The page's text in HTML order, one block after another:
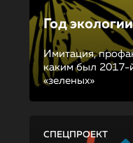
Год экологии
Имитация,
каким был 2017-
«зеленых»
СПЕЦПРОЕКТ